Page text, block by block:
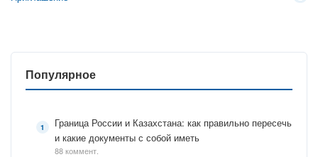
Популярное
Граница России и Казахстана: как правильно пересечь
и какие документы с собой иметь
88 коммент.